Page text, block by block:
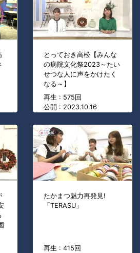
とっておき高松【みんな
の病院文化祭2023～たい
せつな人に声をかけたく
なる～】
再生 : 575回
公開 : 2023.10.16
たかまつ魅力再発見!
「TERASU」
再生 : 415回